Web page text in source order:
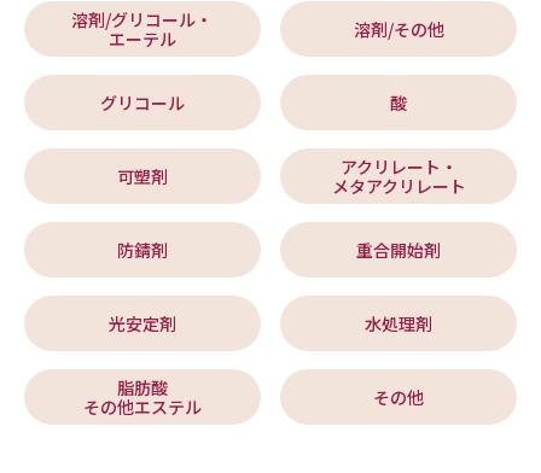
溶剤/グリコール・
エーテル
溶剤/その他
グリコール 酸
可塑剤
アクリレート・
メタアクリレート
防錆剤 重合開始剤
光安定剤 水処理剤
脂肪酸
その他エステル
その他